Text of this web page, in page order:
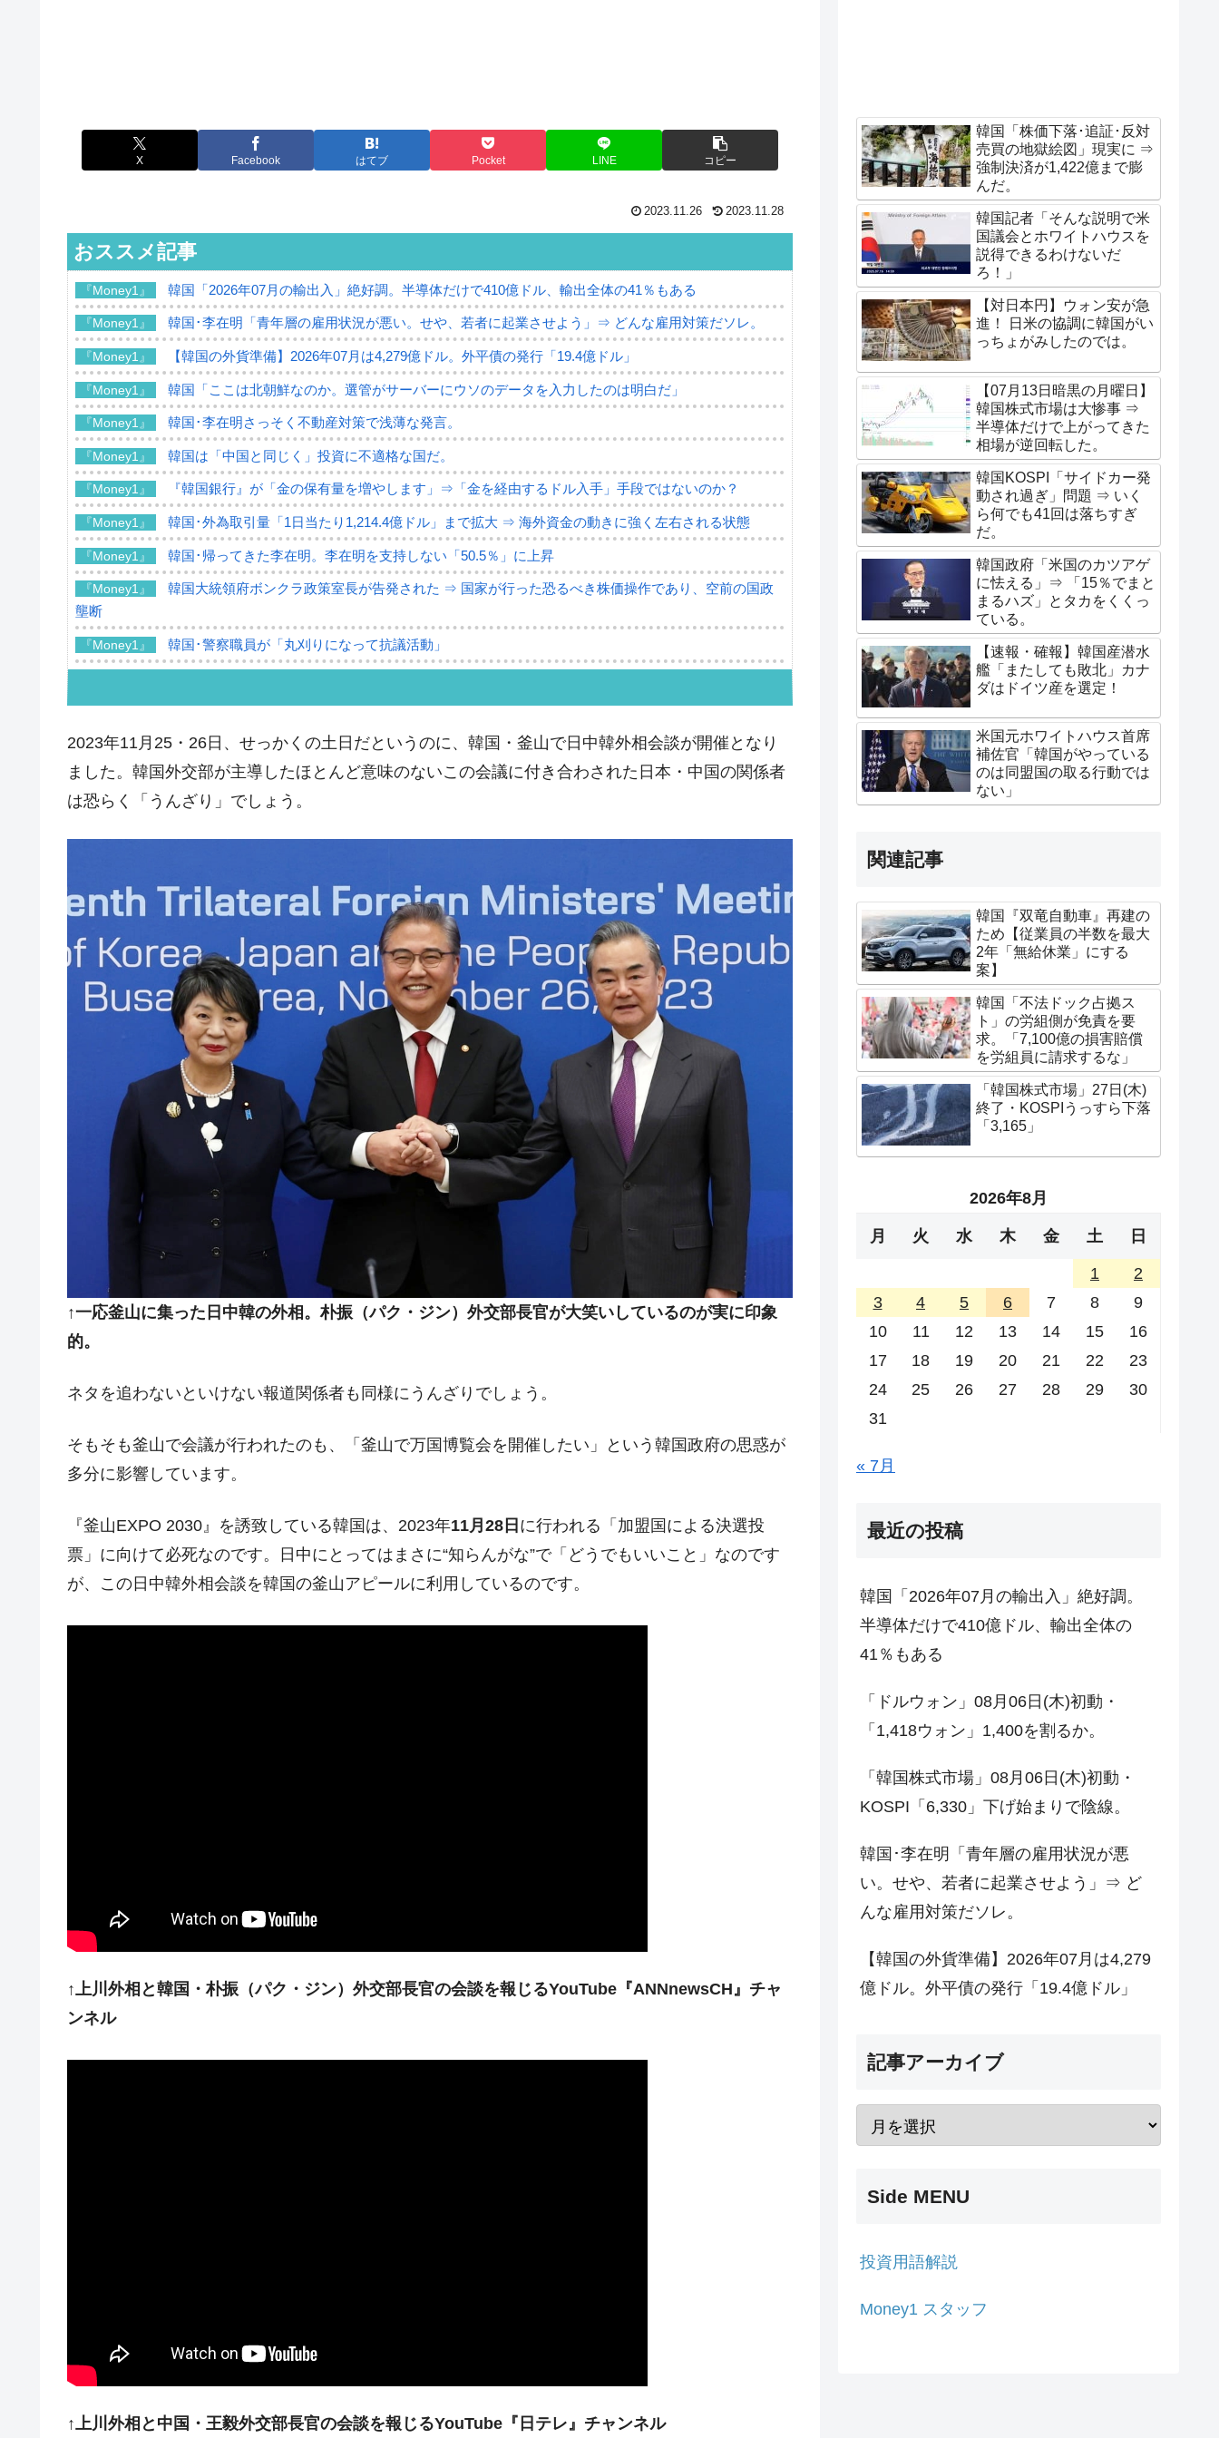
X Facebook はてブ Pocket LINE コピー
2023.11.26 2023.11.28
おススメ記事
『Money1』 韓国「2026年07月の輸出入」絶好調。半導体だけで410億ドル、輸出全体の41％もある
『Money1』 韓国･李在明「青年層の雇用状況が悪い。せや、若者に起業させよう」⇒ どんな雇用対策だソレ。
『Money1』 【韓国の外貨準備】2026年07月は4,279億ドル。外平債の発行「19.4億ドル」
『Money1』 韓国「ここは北朝鮮なのか。選管がサーバーにウソのデータを入力したのは明白だ」
『Money1』 韓国･李在明さっそく不動産対策で浅薄な発言。
『Money1』 韓国は「中国と同じく」投資に不適格な国だ。
『Money1』 『韓国銀行』が「金の保有量を増やします」⇒「金を経由するドル入手」手段ではないのか？
『Money1』 韓国･外為取引量「1日当たり1,214.4億ドル」まで拡大 ⇒ 海外資金の動きに強く左右される状態
『Money1』 韓国･帰ってきた李在明。李在明を支持しない「50.5％」に上昇
『Money1』
韓国大統領府ボンクラ政策室長が告発された ⇒ 国家が行った恐るべき株価操作であり、空前の国政
壟断
『Money1』 韓国･警察職員が「丸刈りになって抗議活動」
韓国製造業「半導体絶好調」のウラで他業種は全般的「不調」⇒ PSIが示す現況は決して良くない。
『Money1』 【米韓激突案件】韓国消費者院が『クーパン』1人当たり賠償10万ウォンを認定 ⇒ 総額3兆7,000億
『Money1』 韓国で猛暑。南東部では干ばつ
『Money1』 韓国型イージス搭載の次世代駆逐艦「KDDX」1番艦、2032年竣工と公示
『Money1』 【対日本円】ウォン安が急進！ 日米の協調に韓国がいっちょがみしたのでは。
1.9倍！
在韓米国大使スティールが着韓！⇒ さっそく空港に詰めかけ「出て行け！」「極右勢力」のプラカー
ドを掲げる「在韓反米勢力」
『Money1』 韓国政府「2035年までに18.4GW規模のAIデータセンター整備」⇒ だから無理だってば。
JPモルガン「韓国レバレッジETFの清算はほぼ終わった」
韓国『国民年金公団』株価暴落で200兆蒸発。
『Money1』 韓国政府「ニセＫ-ブランドを通報しようキャンペーン」⇒ あの名物教授も登場！
『Money1』 韓国「橋が落ちました」⇒ 耐久性「なさすぎ」では。
『Money1』 韓国鉄鋼最大手『POSCO』ズブズブ沈む。営業利益80.2％も減少
米国下院「韓国の公務員個人をターゲットにぶん殴る法案」提出！⇒ クーパン問題は合衆国企業に対
する差別。許してはおかぬ
韓国ボンクラ政策室長･金容範、株価暴落に他人事のような発言。
韓国半導体『SKハイニックス』2026年2Qの業績「史上最高益」当期純利益は前年同期比13.4倍に。
『Money1』 韓国･加徳島新国際空港「またも暗礁」の危機 ⇒ 10.7兆では損が出るからできない。
『Money1』
『Money1』 IT産業は人を雇用する効果は低い。全産業の半分未満しか雇用を生まない
『Money1』 韓国「2026年1Q 資金循環統計」面白い結果に。
『Money1』 韓国株式市場･暗黒の火曜日。サーキットブレイカーも発動！ 半導体2銘柄の暴落
『Money1』 韓国･カードローン金利「15％」突破！
2023年11月25・26日、せっかくの土日だというのに、韓国・釜山で日中韓外相会談が開催となり
ました。韓国外交部が主導したほとんど意味のないこの会議に付き合わされた日本・中国の関係者
は恐らく「うんざり」でしょう。
↑一応釜山に集った日中韓の外相。朴振（パク・ジン）外交部長官が大笑いしているのが実に印象
的。
ネタを追わないといけない報道関係者も同様にうんざりでしょう。
そもそも釜山で会議が行われたのも、「釜山で万国博覧会を開催したい」という韓国政府の思惑が
多分に影響しています。
『釜山EXPO 2030』を誘致している韓国は、2023年11月28日 に行われる「加盟国による決選投
票」に向けて必死なのです。日中にとってはまさに“知らんがな”で「どうでもいいこと」なのです
が、この日中韓外相会談を韓国の釜山アピールに利用しているのです。
↑上川外相と韓国・朴振（パク・ジン）外交部長官の会談を報じるYouTube『ANNnewsCH』チャ
ンネル
↑上川外相と中国・王毅外交部長官の会談を報じるYouTube『日テレ』チャンネル
韓国「株価下落･追証･反対
売買の地獄絵図」現実に ⇒
強制決済が1,422億まで膨
んだ。
韓国記者「そんな説明で米
国議会とホワイトハウスを
説得できるわけないだ
ろ！」
【対日本円】ウォン安が急
進！ 日米の協調に韓国がい
っちょがみしたのでは。
【07月13日暗黒の月曜日】
韓国株式市場は大惨事 ⇒
半導体だけで上がってきた
相場が逆回転した。
韓国KOSPI「サイドカー発
動され過ぎ」問題 ⇒ いく
ら何でも41回は落ちすぎ
だ。
韓国政府「米国のカツアゲ
に怯える」⇒ 「15％でまと
まるハズ」とタカをくくっ
ている。
【速報・確報】韓国産潜水
艦「またしても敗北」カナ
ダはドイツ産を選定！
米国元ホワイトハウス首席
補佐官「韓国がやっている
のは同盟国の取る行動では
ない」
関連記事
韓国『双竜自動車』再建の
ため【従業員の半数を最大
2年「無給休業」にする
案】
韓国「不法ドック占拠ス
ト」の労組側が免責を要
求。「7,100億の損害賠償
を労組員に請求するな」
「韓国株式市場」27日(木)
終了・KOSPIうっすら下落
「3,165」
2026年8月
月 火 水 木 金 土 日
1
2
3
4 5 6 7 8
9
10
11 12 13 14 15
16
17
18 19 20 21 22
23
24
25 26 27 28 29
30
31
« 7月
最近の投稿
韓国「2026年07月の輸出入」絶好調。
半導体だけで410億ドル、輸出全体の
41％もある
「ドルウォン」08月06日(木)初動・
「1,418ウォン」1,400を割るか。
「韓国株式市場」08月06日(木)初動・
KOSPI「6,330」下げ始まりで陰線。
韓国･李在明「青年層の雇用状況が悪
い。せや、若者に起業させよう」⇒ ど
んな雇用対策だソレ。
【韓国の外貨準備】2026年07月は4,279
億ドル。外平債の発行「19.4億ドル」
記事アーカイブ
Side MENU
投資用語解説
Money1 スタッフ